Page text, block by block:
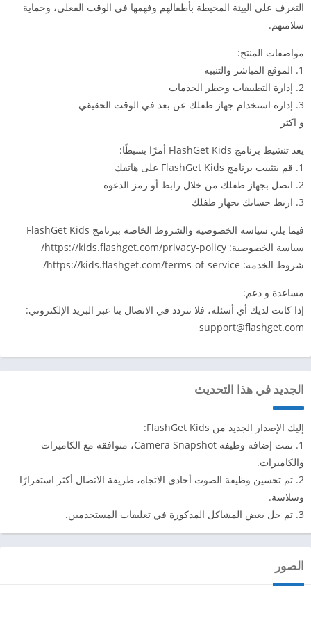
التعرف على البيئة المحيطة بأطفالهم وفهمها في الوقت الفعلي، وحماية
سلامتهم.
مواصفات المنتج:
1. الموقع المباشر والتنبيه
2. إدارة التطبيقات وحظر الخدمات
3. إدارة استخدام جهاز طفلك عن بعد في الوقت الحقيقي
و اكثر
يعد تنشيط برنامج FlashGet Kids أمرًا بسيطًا:
1. قم بتثبيت برنامج FlashGet Kids على هاتفك
2. اتصل بجهاز طفلك من خلال رابط أو رمز الدعوة
3. اربط حسابك بجهاز طفلك
فيما يلي سياسة الخصوصية والشروط الخاصة ببرنامج FlashGet Kids
سياسة الخصوصية: https://kids.flashget.com/privacy-policy/
شروط الخدمة: https://kids.flashget.com/terms-of-service/
مساعدة و دعم:
إذا كانت لديك أي أسئلة، فلا تتردد في الاتصال بنا عبر البريد الإلكتروني:
support@flashget.com
الجديد في هذا التحديث
إليك الإصدار الجديد من FlashGet Kids:
1. تمت إضافة وظيفة Camera Snapshot، متوافقة مع الكاميرات
والكاميرات.
2. تم تحسين وظيفة الصوت أحادي الاتجاه، طريقة الاتصال أكثر استقرارًا
وسلاسة.
3. تم حل بعض المشاكل المذكورة في تعليقات المستخدمين.
الصور